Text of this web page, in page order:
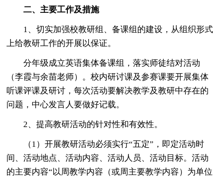
二、主要工作及措施
1、切实加强校教研组、备课组的建设，从组织形式
上给教研工作的开展以保证。
分年级成立英语集体备课组，落实师徒结对活动
（李霞与余苗老师）。校内研讨课及参赛课要开展集体
听课评课及研讨，每次活动要解决教学及教研中存在的
问题，中心发言人要做好记载。
2、提高教研活动的针对性和有效性。
（1）开展教研活动必须实行“五定”，即定活动时
间、活动地点、活动内容、活动人员、活动目标。活动
的主要内容“以周教学内容（或周主要教学内容）为单位